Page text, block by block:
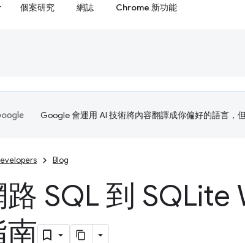
個案研究 網誌 Chrome 新功能
Google 會運用 AI 技術將內容翻譯成你偏好的語言，但
Blog
SQL 到 SQLite